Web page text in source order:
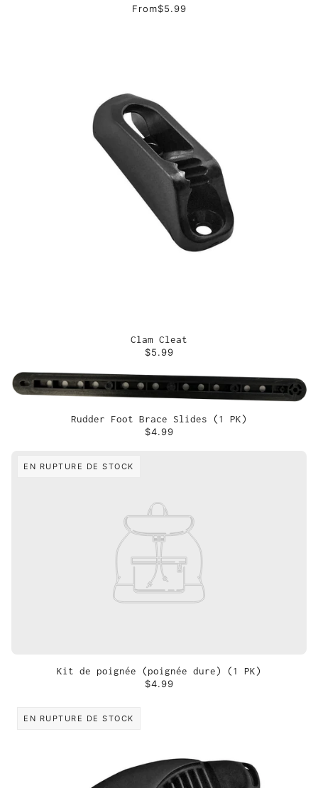
From$5.99
Clam Cleat
$5.99
Rudder Foot Brace Slides (1 PK)
$4.99
EN RUPTURE DE STOCK
Kit de poignée (poignée dure) (1 PK)
$4.99
EN RUPTURE DE STOCK